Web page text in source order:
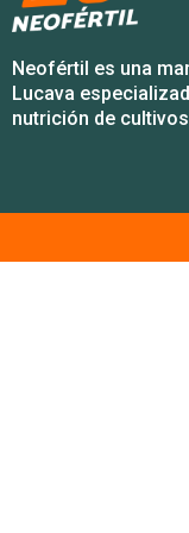
Neofértil es una
Lucava
nutrición de